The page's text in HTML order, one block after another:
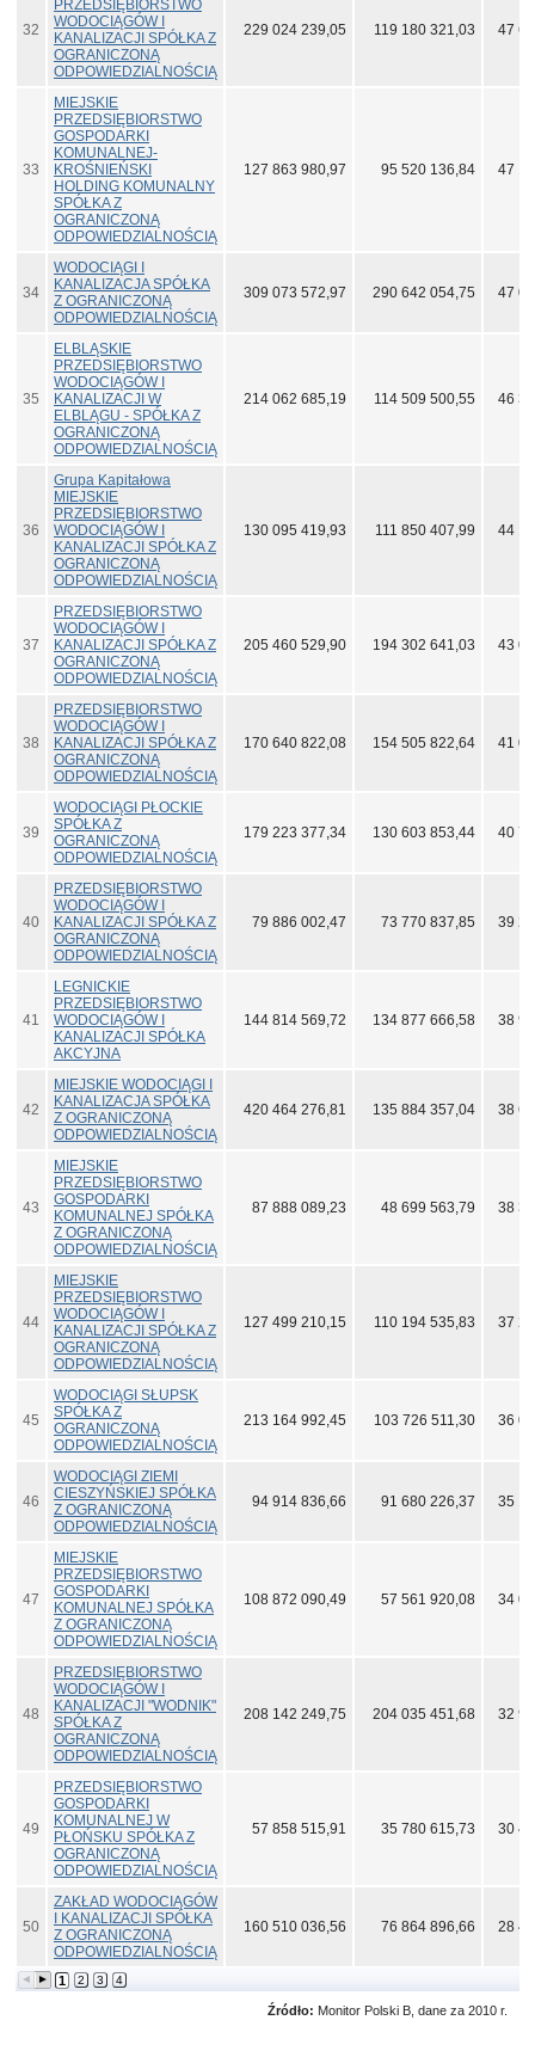
32
PRZEDSIĘBIORSTWO
WODOCIĄGÓW I
KANALIZACJI SPÓŁKA Z
OGRANICZONĄ
ODPOWIEDZIALNOŚCIĄ
229 024 239,05 119 180 321,03 47
33
MIEJSKIE
PRZEDSIĘBIORSTWO
GOSPODARKI
KOMUNALNEJ-
KROŚNIEŃSKI
HOLDING KOMUNALNY
SPÓŁKA Z
OGRANICZONĄ
ODPOWIEDZIALNOŚCIĄ
127 863 980,97 95 520 136,84 47
34
WODOCIĄGI I
KANALIZACJA SPÓŁKA
Z OGRANICZONĄ
ODPOWIEDZIALNOŚCIĄ
309 073 572,97 290 642 054,75 47
35
ELBLĄSKIE
PRZEDSIĘBIORSTWO
WODOCIĄGÓW I
KANALIZACJI W
ELBLĄGU - SPÓŁKA Z
OGRANICZONĄ
ODPOWIEDZIALNOŚCIĄ
214 062 685,19 114 509 500,55 46
36
Grupa Kapitałowa
MIEJSKIE
PRZEDSIĘBIORSTWO
WODOCIĄGÓW I
KANALIZACJI SPÓŁKA Z
OGRANICZONĄ
ODPOWIEDZIALNOŚCIĄ
130 095 419,93 111 850 407,99 44
37
PRZEDSIĘBIORSTWO
WODOCIĄGÓW I
KANALIZACJI SPÓŁKA Z
OGRANICZONĄ
ODPOWIEDZIALNOŚCIĄ
205 460 529,90 194 302 641,03 43
38
PRZEDSIĘBIORSTWO
WODOCIĄGÓW I
KANALIZACJI SPÓŁKA Z
OGRANICZONĄ
ODPOWIEDZIALNOŚCIĄ
170 640 822,08 154 505 822,64 41
39
WODOCIĄGI PŁOCKIE
SPÓŁKA Z
OGRANICZONĄ
ODPOWIEDZIALNOŚCIĄ
179 223 377,34 130 603 853,44 40
40
PRZEDSIĘBIORSTWO
WODOCIĄGÓW I
KANALIZACJI SPÓŁKA Z
OGRANICZONĄ
ODPOWIEDZIALNOŚCIĄ
79 886 002,47 73 770 837,85 39
41
LEGNICKIE
PRZEDSIĘBIORSTWO
WODOCIĄGÓW I
KANALIZACJI SPÓŁKA
AKCYJNA
144 814 569,72 134 877 666,58 38
42
MIEJSKIE WODOCIĄGI I
KANALIZACJA SPÓŁKA
Z OGRANICZONĄ
ODPOWIEDZIALNOŚCIĄ
420 464 276,81 135 884 357,04 38
43
MIEJSKIE
PRZEDSIĘBIORSTWO
GOSPODARKI
KOMUNALNEJ SPÓŁKA
Z OGRANICZONĄ
ODPOWIEDZIALNOŚCIĄ
87 888 089,23 48 699 563,79 38
44
MIEJSKIE
PRZEDSIĘBIORSTWO
WODOCIĄGÓW I
KANALIZACJI SPÓŁKA Z
OGRANICZONĄ
ODPOWIEDZIALNOŚCIĄ
127 499 210,15 110 194 535,83 37
45
WODOCIĄGI SŁUPSK
SPÓŁKA Z
OGRANICZONĄ
ODPOWIEDZIALNOŚCIĄ
213 164 992,45 103 726 511,30 36
46
WODOCIĄGI ZIEMI
CIESZYŃSKIEJ SPÓŁKA
Z OGRANICZONĄ
ODPOWIEDZIALNOŚCIĄ
94 914 836,66 91 680 226,37 35
47
MIEJSKIE
PRZEDSIĘBIORSTWO
GOSPODARKI
KOMUNALNEJ SPÓŁKA
Z OGRANICZONĄ
ODPOWIEDZIALNOŚCIĄ
108 872 090,49 57 561 920,08 34
48
PRZEDSIĘBIORSTWO
WODOCIĄGÓW I
KANALIZACJI "WODNIK"
SPÓŁKA Z
OGRANICZONĄ
ODPOWIEDZIALNOŚCIĄ
208 142 249,75 204 035 451,68 32
49
PRZEDSIĘBIORSTWO
GOSPODARKI
KOMUNALNEJ W
PŁOŃSKU SPÓŁKA Z
OGRANICZONĄ
ODPOWIEDZIALNOŚCIĄ
57 858 515,91 35 780 615,73 30
50
ZAKŁAD WODOCIĄGÓW
I KANALIZACJI SPÓŁKA
Z OGRANICZONĄ
ODPOWIEDZIALNOŚCIĄ
160 510 036,56 76 864 896,66 28
1 2 3 4
Źródło: Monitor Polski B, dane za 2010 r.